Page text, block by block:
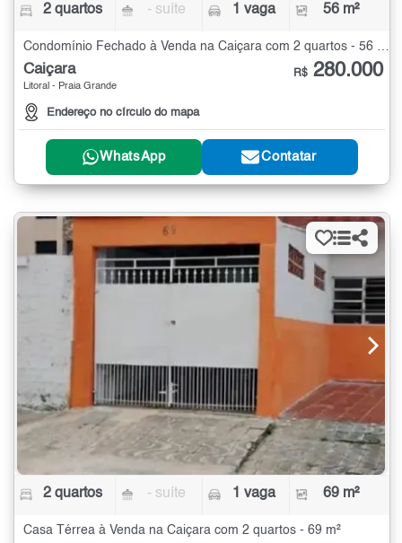
2 quartos - suíte 1 vaga 56 m²
Caiçara
Litoral - Praia Grande
Endereço no círculo do mapa
R$ 280.000
WhatsApp Contatar
2 quartos - suíte 1 vaga 69 m²
Casa Térrea à Venda na Caiçara com 2 quartos - 69 m²